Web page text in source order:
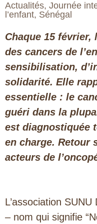
Actualités, Journée
l’enfant, Sénégal
Chaque 15
des cancers de
sensibilisation,
solidarité. Elle
essentielle : le
guéri dans la
est diagnostiquée
en charge. Retour
acteurs de
L’association
– nom qui signifie